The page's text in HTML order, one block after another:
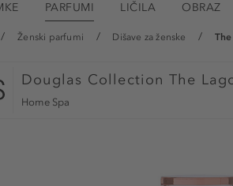
PARFUMI LIČILA OBRAZ
Ženski parfumi Dišave za ženske
Douglas Collection The
Home Spa